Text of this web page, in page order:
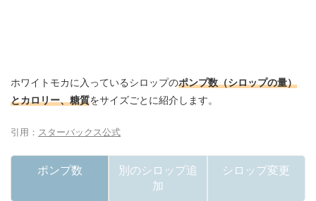
ホワイトモカに入っているシロップのポンプ数（シロップの量）
とカロリー、糖質をサイズごとに紹介します。
引用： スターバックス公式
ポンプ数
別のシロップ追
加
シロップ変更